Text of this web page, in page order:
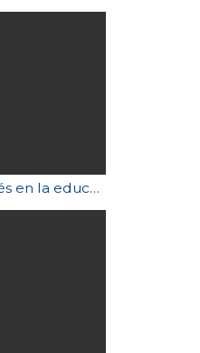
El éxito finlandés en la educación